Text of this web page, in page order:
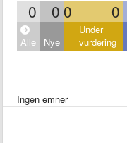
0 0 0 0
Alle Nye
Under
vurdering
Ingen emner